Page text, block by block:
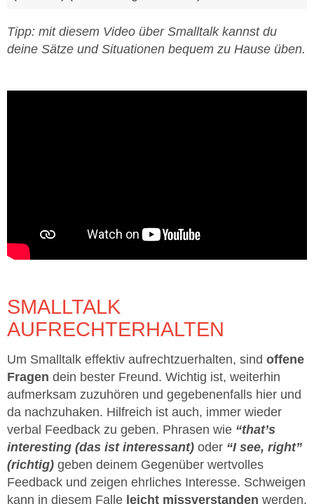
Tipp: mit diesem Video über Smalltalk kannst du
deine Sätze und Situationen bequem zu Hause üben.
SMALLTALK
AUFRECHTERHALTEN
Um Smalltalk effektiv aufrechtzuerhalten, sind offene
Fragen dein bester Freund. Wichtig ist, weiterhin
aufmerksam zuzuhören und gegebenenfalls hier und
da nachzuhaken. Hilfreich ist auch, immer wieder
verbal Feedback zu geben. Phrasen wie “that’s
interesting (das ist interessant) oder “I see, right”
(richtig) geben deinem Gegenüber wertvolles
Feedback und zeigen ehrliches Interesse. Schweigen
kann in diesem Falle leicht missverstanden werden.